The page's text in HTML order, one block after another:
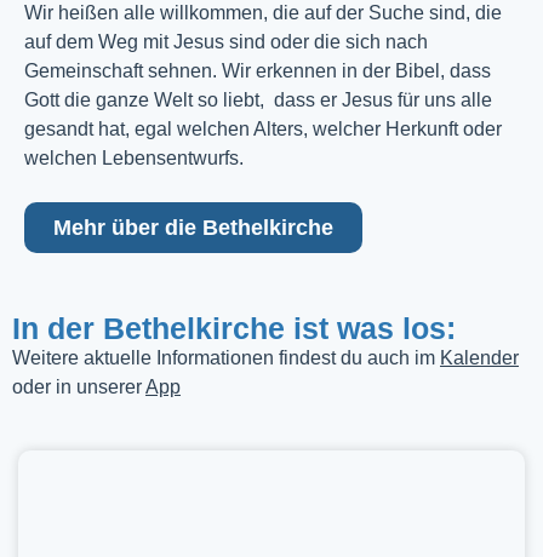
Wir heißen alle willkommen, die auf der Suche sind, die
auf dem Weg mit Jesus sind oder die sich nach
Gemeinschaft sehnen. Wir erkennen in der Bibel, dass
Gott die ganze Welt so liebt, dass er Jesus für uns alle
gesandt hat, egal welchen Alters, welcher Herkunft oder
welchen Lebensentwurfs.
Mehr über die Bethelkirche
In der Bethelkirche ist was los:
Weitere aktuelle Informationen findest du auch im Kalender
oder in unsererApp